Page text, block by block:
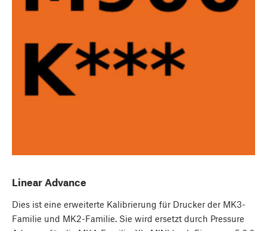
Linear Advance
Dies ist eine erweiterte Kalibrierung für Drucker der MK3-
Familie und MK2-Familie. Sie wird ersetzt durch Pressure